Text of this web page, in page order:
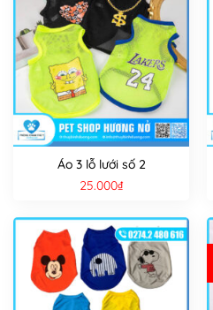
Áo 3 lỗ lưới số 2
25.000₫